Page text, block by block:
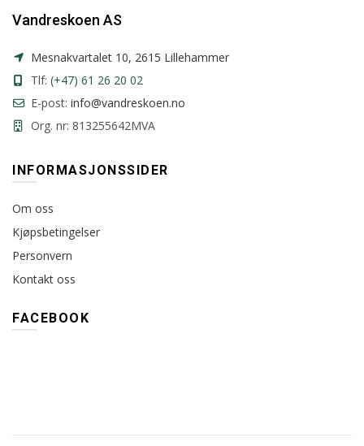
Vandreskoen AS
Mesnakvartalet 10, 2615 Lillehammer
Tlf: (+47) 61 26 20 02
E-post: info@vandreskoen.no
Org. nr: 813255642MVA
INFORMASJONSSIDER
Om oss
Kjøpsbetingelser
Personvern
Kontakt oss
FACEBOOK